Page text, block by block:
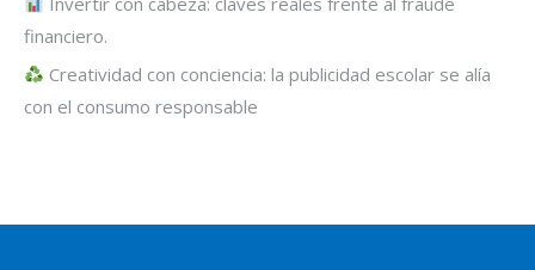
financiero.
Creatividad con conciencia: la publicidad escolar se alía
con el consumo responsable